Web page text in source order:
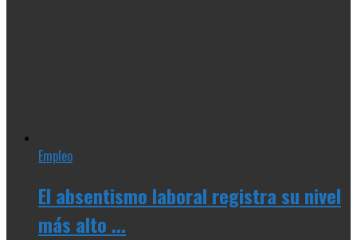
Empleo
El absentismo laboral registra su nivel
más alto ...